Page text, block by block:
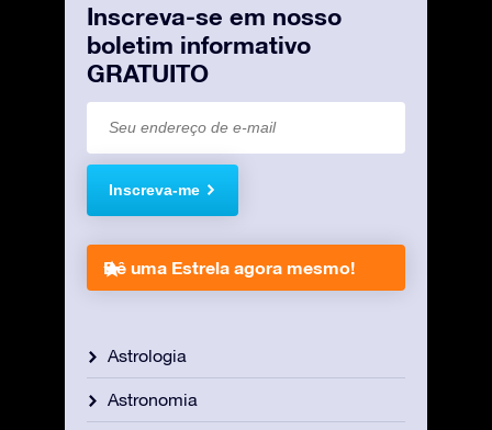
Inscreva-se em nosso
boletim informativo
GRATUITO
Inscreva-me
Dê uma Estrela agora mesmo!
Astrologia
Astronomia